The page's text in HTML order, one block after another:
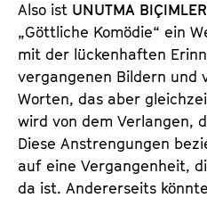
Also ist UNUTMA
„Göttliche Komödie“ ein
mit der lückenhaften
vergangenen Bildern und
Worten, das aber
wird von dem Verlangen,
Diese Anstrengungen
auf eine Vergangenheit,
da ist. Andererseits